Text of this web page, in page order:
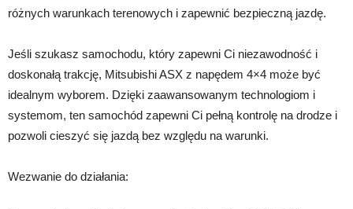
różnych warunkach terenowych i zapewnić bezpieczną jazdę.
Jeśli szukasz samochodu, który zapewni Ci niezawodność i
doskonałą trakcję, Mitsubishi ASX z napędem 4×4 może być
idealnym wyborem. Dzięki zaawansowanym technologiom i
systemom, ten samochód zapewni Ci pełną kontrolę na drodze i
pozwoli cieszyć się jazdą bez względu na warunki.
Wezwanie do działania: